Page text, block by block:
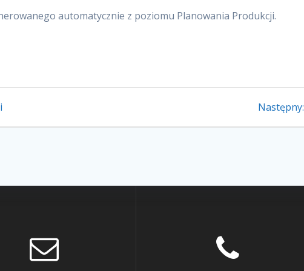
automatycznie z poziomu Planowania Produkcji.
Następny: